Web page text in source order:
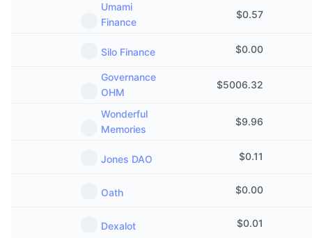
Umami
Finance
$0.57
Silo Finance $0.00
Governance
OHM
$5006.32
Wonderful
Memories
$9.96
Jones DAO $0.11
Oath $0.00
Dexalot $0.01